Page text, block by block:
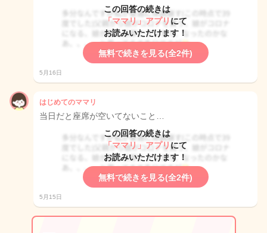
この回答の続きは
「ママリ」アプリ にて
お読みいただけます！
無料で続きを見る(全2件)
5月16日
はじめてのママリ
当日だと座席が空いてないこと…
この回答の続きは
「ママリ」アプリ にて
お読みいただけます！
無料で続きを見る(全2件)
5月15日